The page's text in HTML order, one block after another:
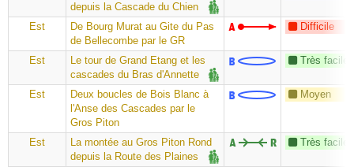
depuis la Cascade du Chien
Est
De Bourg Murat au Gite du Pas
de Bellecombe par le GR
Difficile
Est
Le tour de Grand Etang et les
cascades du Bras d'Annette
Très facile
Est
Deux boucles de Bois Blanc à
l'Anse des Cascades par le
Gros Piton
Moyen
Est
La montée au Gros Piton Rond
depuis la Route des Plaines
Très facile